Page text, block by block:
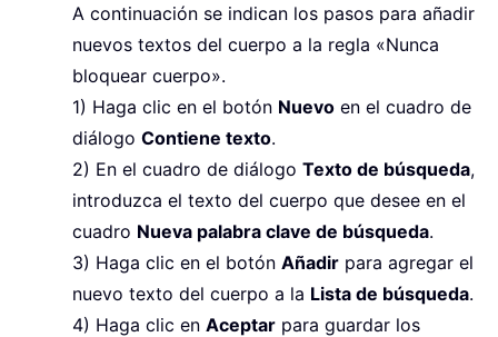
A continuación se indican los pasos para añadir
nuevos textos del cuerpo a la regla «Nunca
bloquear cuerpo».
1) Haga clic en el botón Nuevo en el cuadro de
diálogo Contiene texto.
2) En el cuadro de diálogo Texto de búsqueda,
introduzca el texto del cuerpo que desee en el
cuadro Nueva palabra clave de búsqueda.
3) Haga clic en el botón Añadir para agregar el
nuevo texto del cuerpo a la Lista de búsqueda.
4) Haga clic en Aceptar para guardar los